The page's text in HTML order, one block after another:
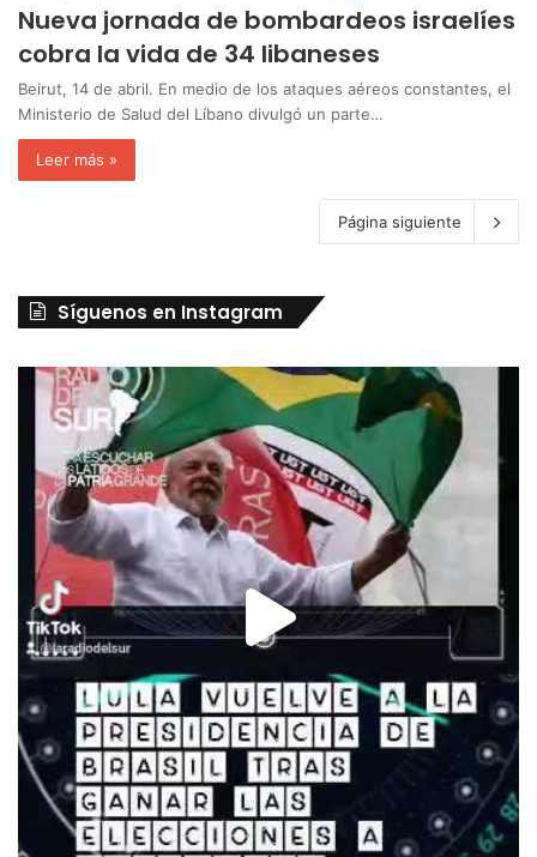
Nueva jornada de bombardeos israelíes
cobra la vida de 34 libaneses
Beirut, 14 de abril. ‎En medio de los ataques aéreos constantes, el
Ministerio de Salud del Líbano divulgó un parte…
Leer más »
Página siguiente
Síguenos en Instagram